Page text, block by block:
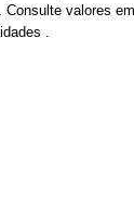
Consulte valores em
.